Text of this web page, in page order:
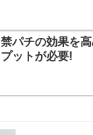
禁パチの効果を
プットが必要!